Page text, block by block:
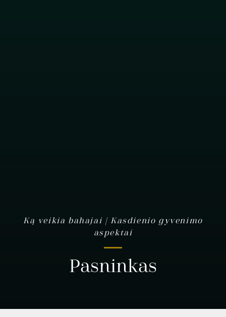
Ką veikia bahajai | Kasdienio gyvenimo
aspektai
Pasninkas